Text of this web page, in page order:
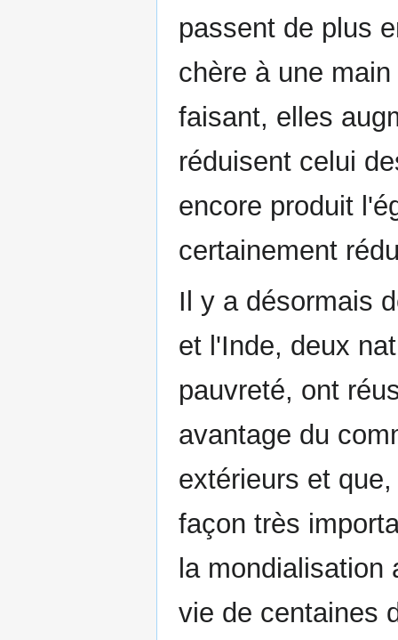
passent de plus
chère à une
faisant, elles
réduisent celui
encore produit
certainement
Il y a désormais
et l'Inde, deux
pauvreté, ont
avantage du
extérieurs et
façon très
la
vie de centaines